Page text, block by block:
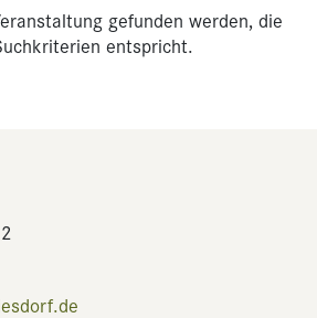
gefunden werden, die
entspricht.